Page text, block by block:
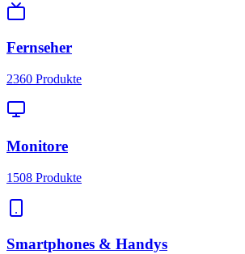
Fernseher
2360 Produkte
Monitore
1508 Produkte
Smartphones & Handys